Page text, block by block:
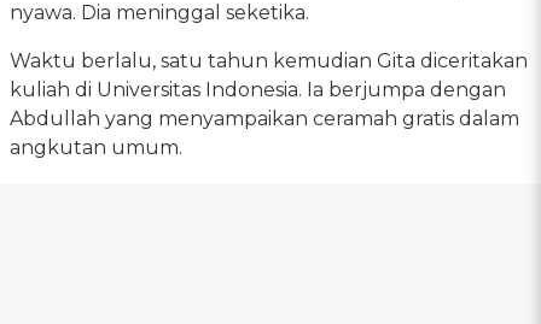
nyawa. Dia meninggal seketika.
Waktu berlalu, satu tahun kemudian Gita diceritakan
kuliah di Universitas Indonesia. Ia berjumpa dengan
Abdullah yang menyampaikan ceramah gratis dalam
angkutan umum.